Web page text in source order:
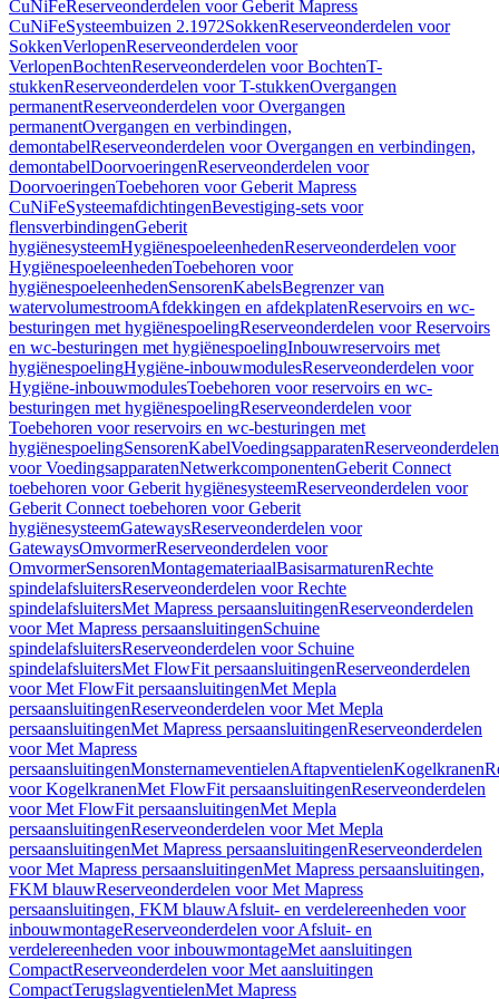
CuNiFeReserveonderdelen voor Geberit Mapress
CuNiFeSysteembuizen 2.1972SokkenReserveonderdelen voor
SokkenVerlopenReserveonderdelen voor
VerlopenBochtenReserveonderdelen voor BochtenT-
stukkenReserveonderdelen voor T-stukkenOvergangen
permanentReserveonderdelen voor Overgangen
permanentOvergangen en verbindingen,
demontabelReserveonderdelen voor Overgangen en verbindingen,
demontabelDoorvoeringenReserveonderdelen voor
DoorvoeringenToebehoren voor Geberit Mapress
CuNiFeSysteemafdichtingenBevestiging-sets voor
flensverbindingenGeberit
hygiënesysteemHygiënespoeleenhedenReserveonderdelen voor
HygiënespoeleenhedenToebehoren voor
hygiënespoeleenhedenSensorenKabelsBegrenzer van
watervolumestroomAfdekkingen en afdekplatenReservoirs en wc-
besturingen met hygiënespoelingReserveonderdelen voor Reservoirs
en wc-besturingen met hygiënespoelingInbouwreservoirs met
hygiënespoelingHygiëne-inbouwmodulesReserveonderdelen voor
Hygiëne-inbouwmodulesToebehoren voor reservoirs en wc-
besturingen met hygiënespoelingReserveonderdelen voor
Toebehoren voor reservoirs en wc-besturingen met
hygiënespoelingSensorenKabelVoedingsapparatenReserveonderdelen
voor VoedingsapparatenNetwerkcomponentenGeberit Connect
toebehoren voor Geberit hygiënesysteemReserveonderdelen voor
Geberit Connect toebehoren voor Geberit
hygiënesysteemGatewaysReserveonderdelen voor
GatewaysOmvormerReserveonderdelen voor
OmvormerSensorenMontagemateriaalBasisarmaturenRechte
spindelafsluitersReserveonderdelen voor Rechte
spindelafsluitersMet Mapress persaansluitingenReserveonderdelen
voor Met Mapress persaansluitingenSchuine
spindelafsluitersReserveonderdelen voor Schuine
spindelafsluitersMet FlowFit persaansluitingenReserveonderdelen
voor Met FlowFit persaansluitingenMet Mepla
persaansluitingenReserveonderdelen voor Met Mepla
persaansluitingenMet Mapress persaansluitingenReserveonderdelen
voor Met Mapress
persaansluitingenMonsternameventielenAftapventielenKogelkranen
voor KogelkranenMet FlowFit persaansluitingenReserveonderdelen
voor Met FlowFit persaansluitingenMet Mepla
persaansluitingenReserveonderdelen voor Met Mepla
persaansluitingenMet Mapress persaansluitingenReserveonderdelen
voor Met Mapress persaansluitingenMet Mapress persaansluitingen,
FKM blauwReserveonderdelen voor Met Mapress
persaansluitingen, FKM blauwAfsluit- en verdelereenheden voor
inbouwmontageReserveonderdelen voor Afsluit- en
verdelereenheden voor inbouwmontageMet aansluitingen
CompactReserveonderdelen voor Met aansluitingen
CompactTerugslagventielenMet Mapress